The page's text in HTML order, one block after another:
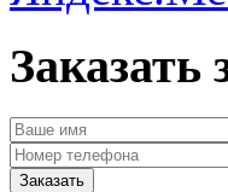
Заказать
Заказать